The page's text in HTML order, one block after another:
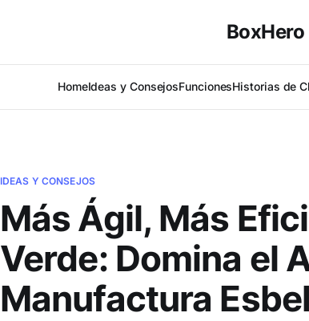
HomeIdeas y ConsejosFuncionesHistorias de
IDEAS Y CONSEJOS
Más Ágil, Más
Verde: Domina el
Manufactura